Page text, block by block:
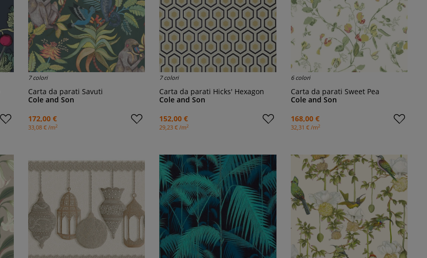
7 colori
Carta da parati Savuti
Cole and Son
172,00 €
33,08 € /m2
7 colori
Carta da parati Hicks' Hexagon
Cole and Son
152,00 €
29,23 € /m2
6 colori
Carta da parati Sweet Pea
Cole and Son
168,00 €
32,31 € /m2